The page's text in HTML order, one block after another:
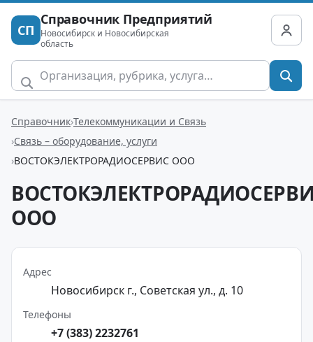
СП
Справочник Предприятий
Новосибирск и Новосибирская
область
Справочник Телекоммуникации и Связь
Связь – оборудование, услуги
ВОСТОКЭЛЕКТРОРАДИОСЕРВИС ООО
ООО
Адрес
Новосибирск г., Советская ул., д. 10
Телефоны
+7 (383) 2232761